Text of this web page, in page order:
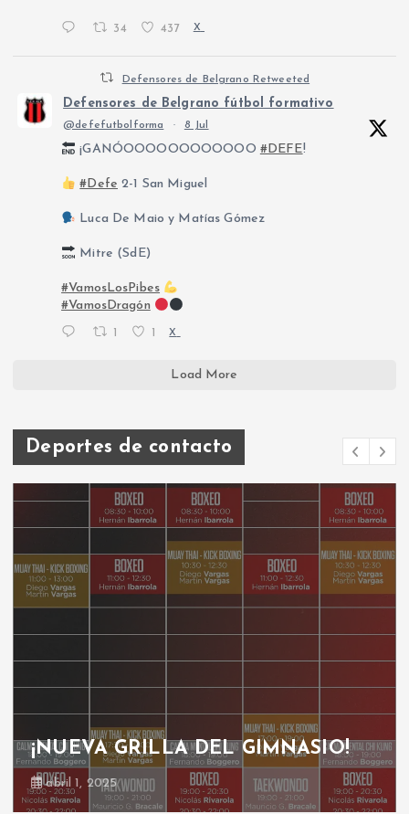
34 437 X
Defensores de Belgrano Retweeted
Defensores de Belgrano fútbol formativo
@defefutbolforma · 8 Jul
¡GANÓOOOOOOOOOOOO #DEFE!
#Defe 2-1 San Miguel
Luca De Maio y Matías Gómez
Mitre (SdE)
#VamosLosPibes
#VamosDragón
X
Load More
Deportes de contacto
GRILLA GIMNASIO
octubre 30, 2024